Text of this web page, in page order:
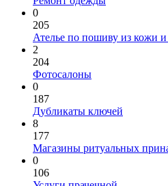
0
205
Ателье по пошиву из кожи и
2
204
Фотосалоны
0
187
Дубликаты ключей
8
177
Магазины ритуальных
0
106